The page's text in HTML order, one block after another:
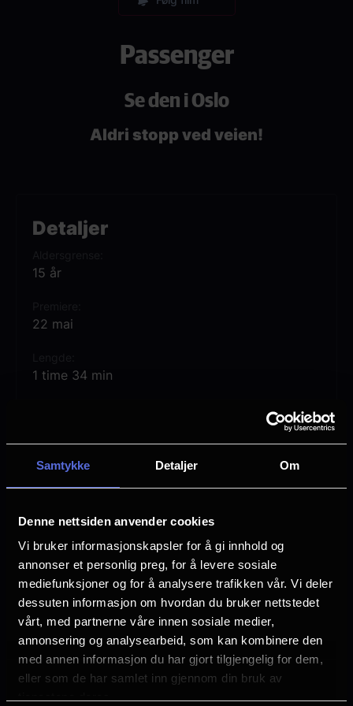
Samtykke Detaljer Om
Denne nettsiden anvender cookies
Vi bruker informasjonskapsler for å gi innhold og
annonser et personlig preg, for å levere sosiale
mediefunksjoner og for å analysere trafikken vår. Vi deler
dessuten informasjon om hvordan du bruker nettstedet
vårt, med partnerne våre innen sosiale medier,
annonsering og analysearbeid, som kan kombinere den
med annen informasjon du har gjort tilgjengelig for dem,
eller som de har samlet inn gjennom din bruk av
Detaljer
15 år
22 mai
1 time 34 min
Vurdering: (60 stemmer 62.77%)
Rollebesetning
Jacob Scipio
Melissa Leo
Sjanger
Horror
Distributør
United International Pictures
Se mer
Passenger
Se den i Oslo
Aldri stopp ved veien!